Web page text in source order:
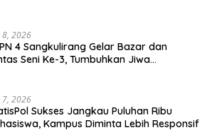
8, 2026
4 Sangkulirang Gelar Bazar dan
Seni Ke-3, Tumbuhkan Jiwa
7, 2026
Sukses Jangkau Puluhan Ribu
Kampus Diminta Lebih Responsif